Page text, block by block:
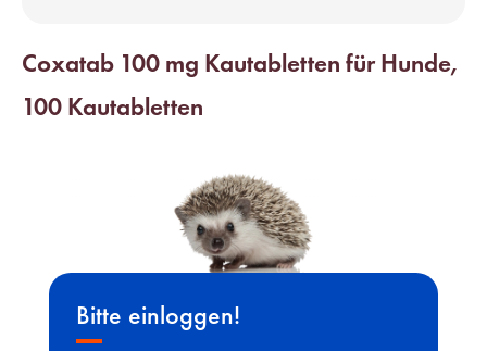
Coxatab 100 mg Kautabletten für Hunde,
100 Kautabletten
Bitte einloggen!